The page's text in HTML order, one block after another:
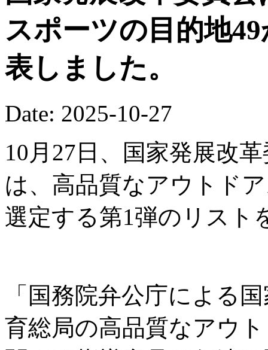
スポーツの目的地
表しました。
Date: 2025-10-27
10月27日、国家発展改
は、高品質なアウトド
選定する第1弾のリスト
「国務院弁公庁による
育総局の高品質なアウ